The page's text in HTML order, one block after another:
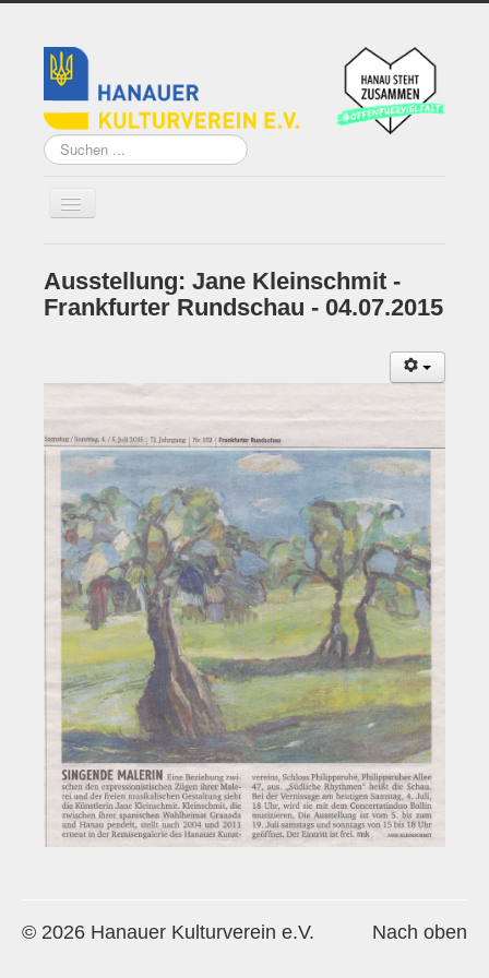
Suchen
...
Home
Über uns
Künstler*innen der
Remise
Grundsatzprogramm
Historie
Impressum
Mitglieder-Info
Sonderpreis Kultur
Veranstaltungen
Aktuell
Regelmäßig
Jahresüberblick
Archiv
Ausstellung: Jane Kleinschmit -
Frankfurter Rundschau - 04.07.2015
Nach oben
© 2026 Hanauer Kulturverein e.V.